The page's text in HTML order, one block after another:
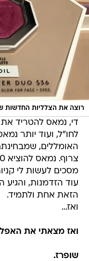
רוצה את הצלליות החדשות
די, נמאס להטריד
לחו"ל, ועוד יותר
האומללים,
מסכים לעשות לי
עוד הזדמנות,
הזאת אחת ולתמיד.
ואז...
ואז מצאתי את
שופרז.